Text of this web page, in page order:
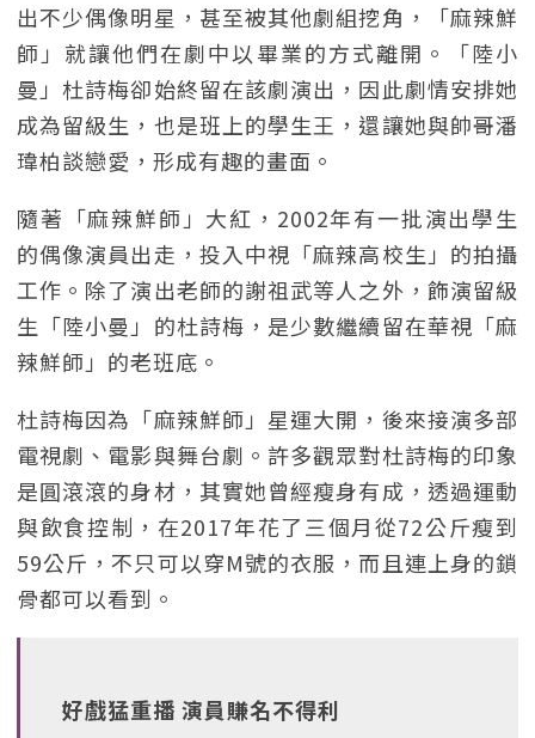
出不少偶像明星，甚至被其他劇組挖角，「麻辣鮮
師」就讓他們在劇中以畢業的方式離開。「陸小
曼」杜詩梅卻始終留在該劇演出，因此劇情安排她
成為留級生，也是班上的學生王，還讓她與帥哥潘
瑋柏談戀愛，形成有趣的畫面。
隨著「麻辣鮮師」大紅，2002年有一批演出學生
的偶像演員出走，投入中視「麻辣高校生」的拍攝
工作。除了演出老師的謝祖武等人之外，飾演留級
生「陸小曼」的杜詩梅，是少數繼續留在華視「麻
辣鮮師」的老班底。
杜詩梅因為「麻辣鮮師」星運大開，後來接演多部
電視劇、電影與舞台劇。許多觀眾對杜詩梅的印象
是圓滾滾的身材，其實她曾經瘦身有成，透過運動
與飲食控制，在2017年花了三個月從72公斤瘦到
59公斤，不只可以穿M號的衣服，而且連上身的鎖
骨都可以看到。
好戲猛重播 演員賺名不得利